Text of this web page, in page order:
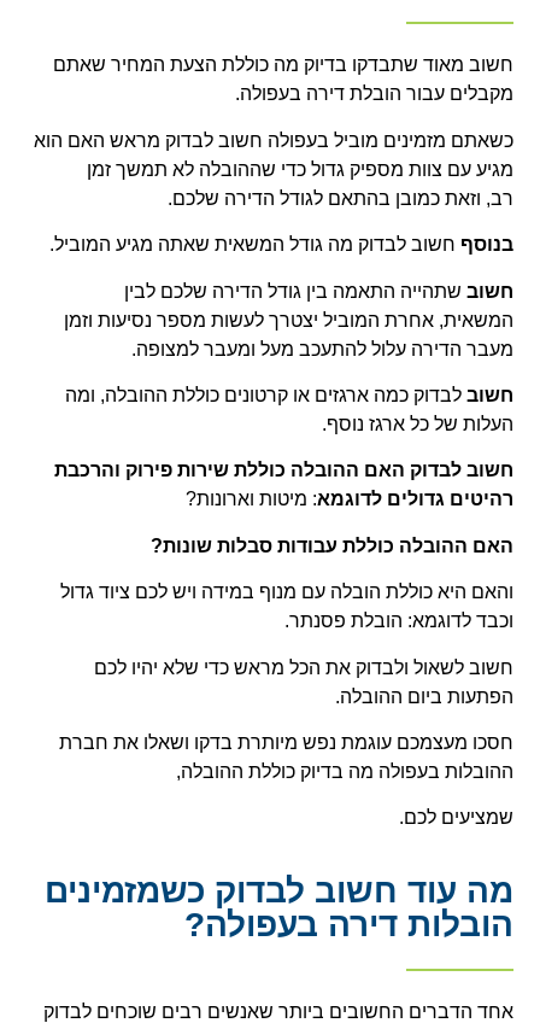
חשוב מאוד שתבדקו בדיוק מה כוללת הצעת המחיר שאתם
מקבלים עבור הובלת דירה בעפולה.
כשאתם מזמינים מוביל בעפולה חשוב לבדוק מראש האם הוא
מגיע עם צוות מספיק גדול כדי שההובלה לא תמשך זמן
רב, וזאת כמובן בהתאם לגודל הדירה שלכם.
בנוסף חשוב לבדוק מה גודל המשאית שאתה מגיע המוביל.
חשוב שתהייה התאמה בין גודל הדירה שלכם לבין
המשאית, אחרת המוביל יצטרך לעשות מספר נסיעות וזמן
מעבר הדירה עלול להתעכב מעל ומעבר למצופה.
חשוב לבדוק כמה ארגזים או קרטונים כוללת ההובלה, ומה
העלות של כל ארגז נוסף.
חשוב לבדוק האם ההובלה כוללת שירות פירוק והרכבת
רהיטים גדולים לדוגמא: מיטות וארונות?
האם ההובלה כוללת עבודות סבלות שונות?
והאם היא כוללת הובלה עם מנוף במידה ויש לכם ציוד גדול
וכבד לדוגמא: הובלת פסנתר.
חשוב לשאול ולבדוק את הכל מראש כדי שלא יהיו לכם
הפתעות ביום ההובלה.
חסכו מעצמכם עוגמת נפש מיותרת בדקו ושאלו את חברת
ההובלות בעפולה מה בדיוק כוללת ההובלה,
שמציעים לכם.
מה עוד חשוב לבדוק כשמזמינים
הובלות דירה בעפולה?
אחד הדברים החשובים ביותר שאנשים רבים שוכחים לבדוק